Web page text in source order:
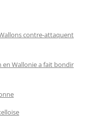
contre-attaquent
en Wallonie a fait bondir